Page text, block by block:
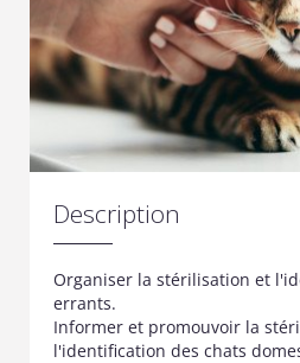
Description
Organiser la stérilisation et
errants.
Informer et promouvoir la
l'identification des chats